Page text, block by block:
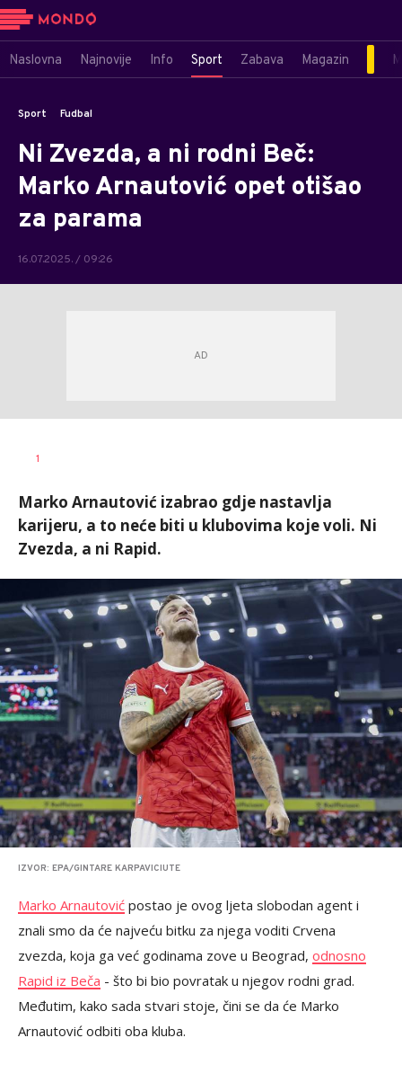
Naslovna Najnovije Info Sport Zabava Magazin
Sport Fudbal
Ni Zvezda, a ni rodni Beč:
Marko Arnautović opet otišao
za parama
16.07.2025. / 09:26
1
Marko Arnautović izabrao gdje nastavlja
karijeru, a to neće biti u klubovima koje voli. Ni
Zvezda, a ni Rapid.
IZVOR: EPA/GINTARE KARPAVICIUTE
Marko Arnautović postao je ovog ljeta slobodan agent i
znali smo da će najveću bitku za njega voditi Crvena
zvezda, koja ga već godinama zove u Beograd, odnosno
Rapid iz Beča - što bi bio povratak u njegov rodni grad.
Međutim, kako sada stvari stoje, čini se da će Marko
Arnautović odbiti oba kluba.